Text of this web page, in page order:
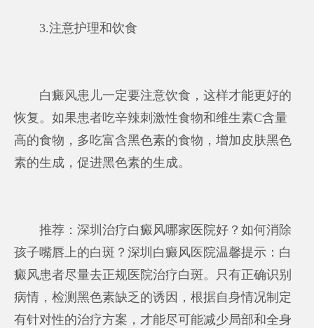
3.注意护理和饮食
白癜风患儿一定要注意饮食，这样才能更好的
恢复。如果患者吃辛辣刺激性食物和维生素C含量
高的食物，多吃富含黑色素的食物，增加皮肤黑色
素的生成，促进黑色素的生成。
推荐：深圳治疗白癜风哪家医院好？如何消除
孩子嘴唇上的白斑？深圳白癜风医院温馨提示：白
癜风患者尽量去正规医院治疗白斑。只有正确识别
病情，检测黑色素缺乏的诱因，根据自身情况制定
有针对性的治疗方案，才能尽可能减少局部和全身